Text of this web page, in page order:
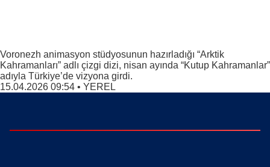
Voronezh animasyon stüdyosunun hazırladığı “Arktik
Kahramanları” adlı çizgi dizi, nisan ayında “Kutup Kahramanlar”
adıyla Türkiye’de vizyona girdi.
15.04.2026 09:54 • YEREL